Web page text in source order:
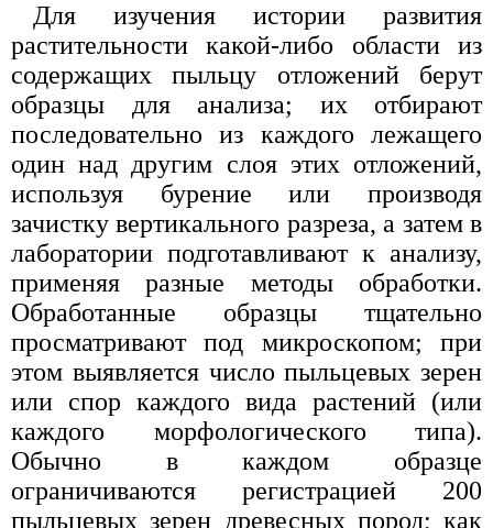
Для изучения истории развития
растительности какой-либо области из
содержащих пыльцу отложений берут
образцы для анализа; их отбирают
последовательно из каждого лежащего
один над другим слоя этих отложений,
используя бурение или производя
зачистку вертикального разреза, а затем в
лаборатории подготавливают к анализу,
применяя разные методы обработки.
Обработанные образцы тщательно
просматривают под микроскопом; при
этом выявляется число пыльцевых зерен
или спор каждого вида растений (или
каждого морфологического типа).
Обычно в каждом образце
ограничиваются регистрацией 200
пыльцевых зерен древесных пород; как